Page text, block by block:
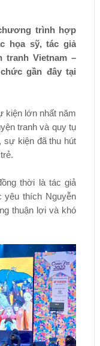
trình hợp
họa sỹ, tác giả
tranh Vietnam –
gần đây tại
kiện lớn nhất năm
tranh và quy tụ
sự kiện đã thu hút
thời là tác giả
yêu thích Nguyễn
thuận lợi và khó